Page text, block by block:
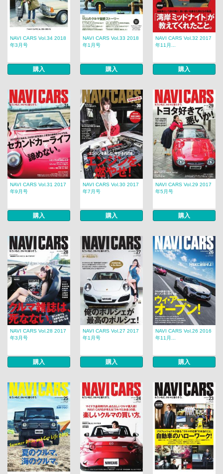
NAVI CARS Vol.34 2018
年3月号
購入
NAVI CARS Vol.33 2018
年1月号
購入
NAVI CARS Vol.32 2017
年11月...
購入
NAVI CARS Vol.31 2017
年9月号
購入
NAVI CARS Vol.30 2017
年7月号
購入
NAVI CARS Vol.29 2017
年5月号
購入
NAVI CARS Vol.28 2017
年3月号
購入
NAVI CARS Vol.27 2017
年1月号
購入
NAVI CARS Vol.26 2016
年11月...
購入